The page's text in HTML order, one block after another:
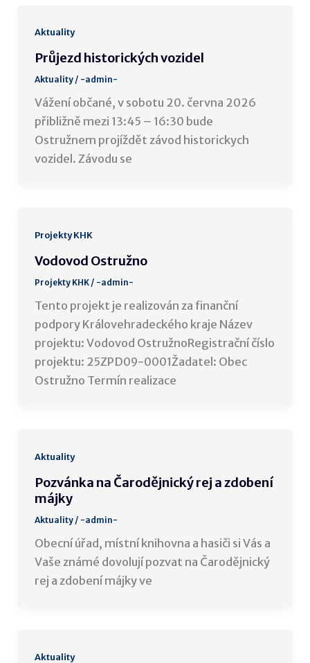
Aktuality
Průjezd historických vozidel
Aktuality/ -admin-
Vážení občané, v sobotu 20. června 2026
přibližně mezi 13:45 – 16:30 bude
Ostružnem projíždět závod historickych
vozidel. Závodu se
Projekty KHK
Vodovod Ostružno
Projekty KHK/ -admin-
Tento projekt je realizován za finanční
podpory Královehradeckého kraje Název
projektu: Vodovod OstružnoRegistrační číslo
projektu: 25ZPD09-0001Žadatel: Obec
Ostružno Termín realizace
Aktuality
Pozvánka na Čarodějnický rej a zdobení
májky
Aktuality/ -admin-
Obecní úřad, místní knihovna a hasiči si Vás a
Vaše známé dovolují pozvat na Čarodějnický
rej a zdobení májky ve
Aktuality